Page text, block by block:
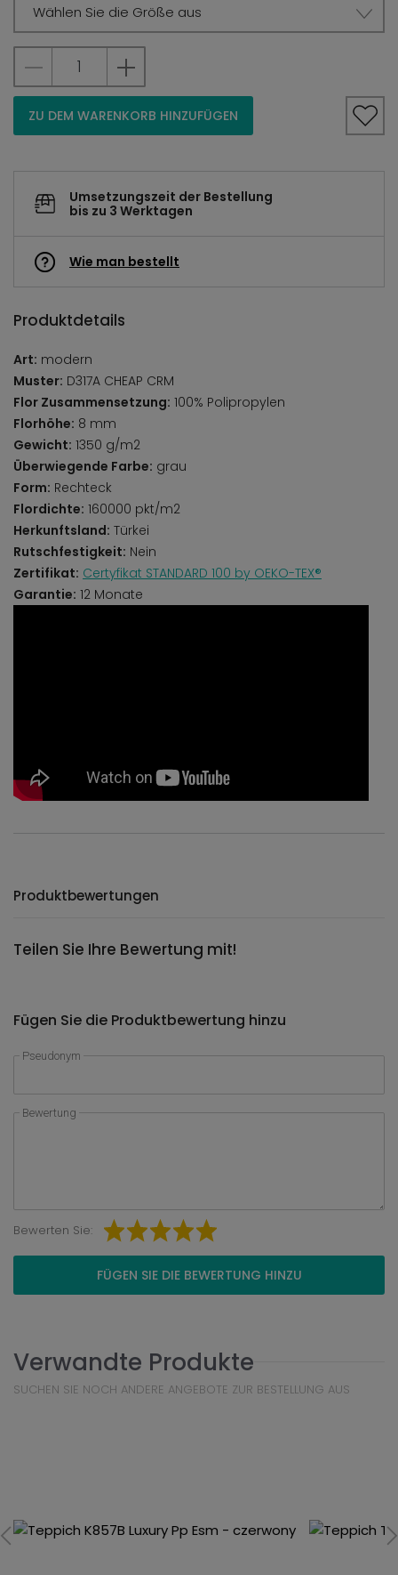
Wählen Sie die Größe aus
ZU DEM WARENKORB HINZUFÜGEN
Umsetzungszeit der Bestellung
bis zu 3 Werktagen
Wie man bestellt
Produktdetails
Art: modern
Muster: D317A CHEAP CRM
Flor Zusammensetzung: 100% Polipropylen
Florhöhe: 8 mm
Gewicht: 1350 g/m2
Überwiegende Farbe: grau
Form: Rechteck
Flordichte: 160000 pkt/m2
Herkunftsland: Türkei
Rutschfestigkeit: Nein
Zertifikat: Certyfikat STANDARD 100 by OEKO-TEX®
Garantie: 12 Monate
Produktbewertungen
Teilen Sie Ihre Bewertung mit!
Fügen Sie die Produktbewertung hinzu
Pseudonym
Bewertung
Bewerten Sie:
FÜGEN SIE DIE BEWERTUNG HINZU
Verwandte Produkte
SUCHEN SIE NOCH ANDERE ANGEBOTE ZUR BESTELLUNG AUS